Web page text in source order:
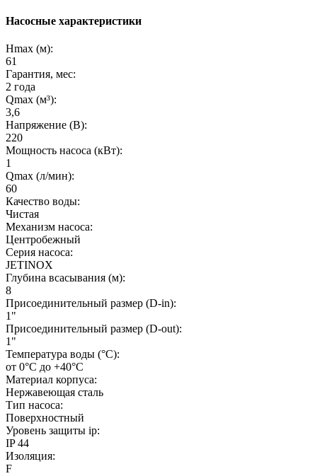
Насосные характеристики
Hmax (м):
61
Гарантия, мес:
2 года
Qmax (м³):
3,6
Напряжение (В):
220
Мощность насоса (кВт):
1
Qmax (л/мин):
60
Качество воды:
Чистая
Механизм насоса:
Центробежный
Серия насоса:
JETINOX
Глубина всасывания (м):
8
Присоединительный размер (D-in):
1"
Присоединительный размер (D-out):
1"
Температура воды (°C):
от 0°С до +40°С
Материал корпуса:
Нержавеющая сталь
Тип насоса:
Поверхностный
Уровень защиты ip:
IP 44
Изоляция:
F